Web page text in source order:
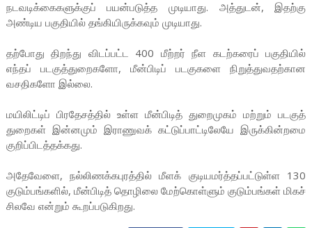
நடவடிக்கைகளுக்குப் பயன்படுத்த முடியாது. அத்துடன், இதற்கு
அண்டிய பகுதியில் தங்கியிருக்கவும் முடியாது.
தற்போது திறந்து விடப்பட்ட 400 மீற்றர் நீள கடற்கரைப் பகுதியில்
எந்தப் படகுத்துறைகளோ, மீன்பிடிப் படகுகளை நிறுத்துவதற்கான
வசதிகளோ இல்லை.
மயிலிட்டிப் பிரதேசத்தில் உள்ள மீன்பிடித் துறைமுகம் மற்றும் படகுத்
துறைகள் இன்னமும் இராணுவக் கட்டுப்பாட்டிலேயே இருக்கின்றமை
குறிப்பிடத்தக்கது.
அதேவேளை, நல்லிணக்கபுரத்தில் மீளக் குடியமர்த்தப்பட்டுள்ள 130
குடும்பங்களில், மீன்பிடித் தொழிலை மேற்கொள்ளும் குடும்பங்கள் மிகச்
சிலவே என்றும் கூறப்படுகிறது.